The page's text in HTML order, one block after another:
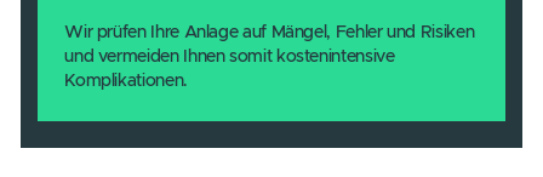
Sie möchten noch während der Bauphase oder nach der
Fertigstellung überprüfen, ob Ihre Anlage nach
Planungsvorgaben fachgerecht errichtet wurde?